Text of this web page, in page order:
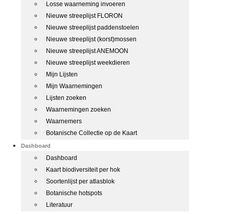
Losse waarneming invoeren
Nieuwe streeplijst FLORON
Nieuwe streeplijst paddenstoelen
Nieuwe streeplijst (korst)mossen
Nieuwe streeplijst ANEMOON
Nieuwe streeplijst weekdieren
Mijn Lijsten
Mijn Waarnemingen
Lijsten zoeken
Waarnemingen zoeken
Waarnemers
Botanische Collectie op de Kaart
Dashboard
Dashboard
Kaart biodiversiteit per hok
Soortenlijst per atlasblok
Botanische hotspots
Literatuur